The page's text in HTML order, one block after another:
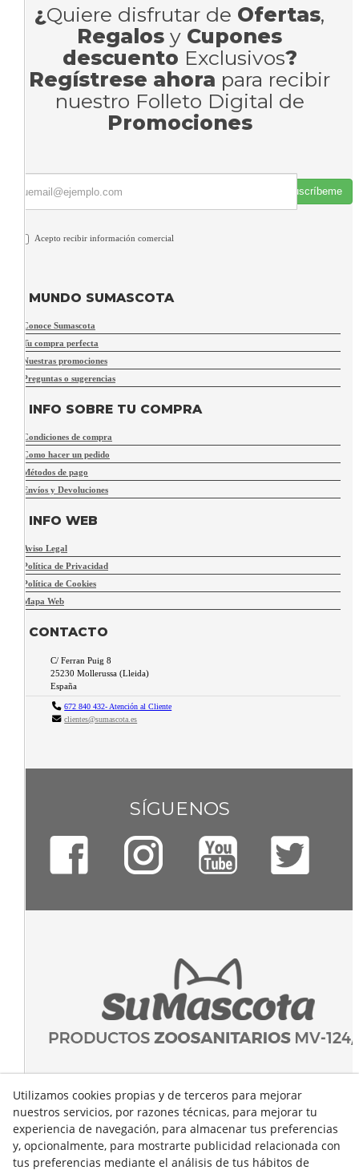
¿Quiere disfrutar de Ofertas,
Regalos y Cupones
descuento Exclusivos?
Regístrese ahora para recibir
nuestro Folleto Digital de
Promociones
Suscríbeme
Acepto recibir información comercial
MUNDO SUMASCOTA
Conoce Sumascota
Tu compra perfecta
Nuestras promociones
Preguntas o sugerencias
INFO SOBRE TU COMPRA
Condiciones de compra
Como hacer un pedido
Métodos de pago
Envíos y Devoluciones
INFO WEB
Aviso Legal
Política de Privacidad
Política de Cookies
Mapa Web
CONTACTO
C/ Ferran Puig 8
25230 Mollerussa (Lleida)
España
672 840 432- Atención al Cliente
clientes@sumascota.es
SÍGUENOS
Utilizamos cookies propias y de terceros para mejorar
nuestros servicios, por razones técnicas, para mejorar tu
experiencia de navegación, para almacenar tus preferencias
y, opcionalmente, para mostrarte publicidad relacionada con
tus preferencias mediante el análisis de tus hábitos de